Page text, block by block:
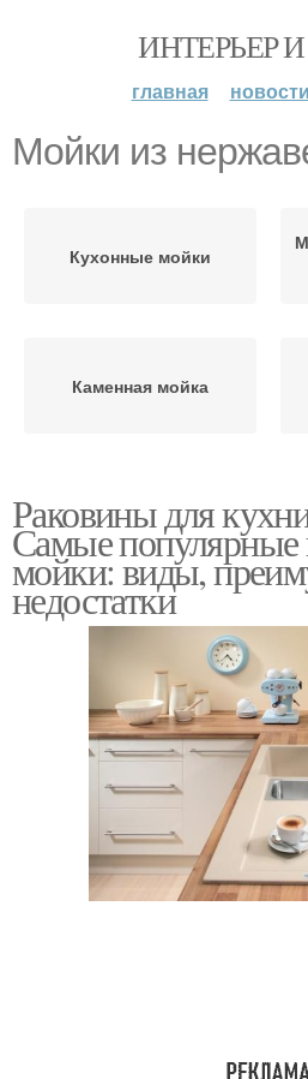
ИНТЕРЬЕР
главная новости
Мойки из
Кухонные мойки
Каменная мойка
Пластиковая мойка
Царапины на гранитных
Раковины для
Самые популярные
мойки: виды,
недостатки